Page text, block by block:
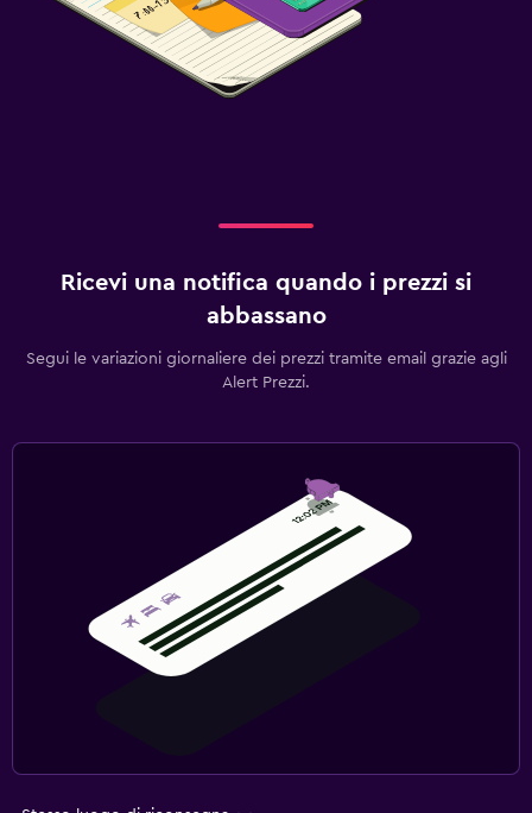
Ricevi una notifica quando i prezzi si
abbassano
Segui le variazioni giornaliere dei prezzi tramite email grazie agli
Alert Prezzi.